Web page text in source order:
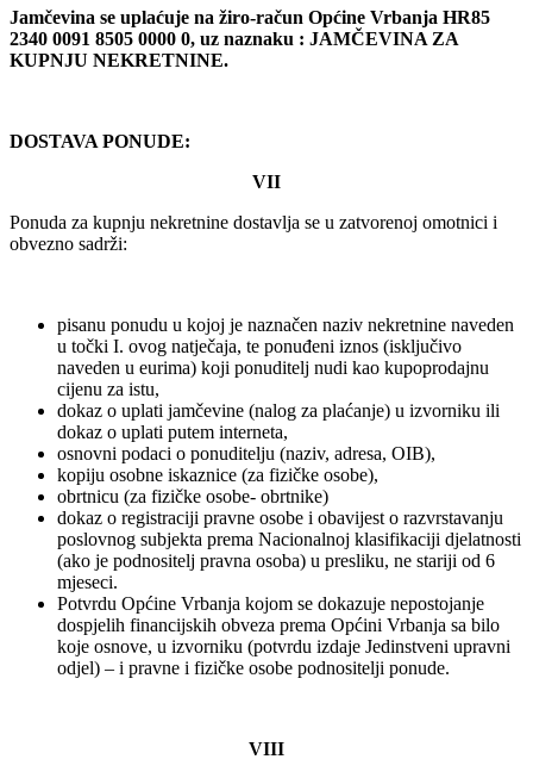
Jamčevina se uplaćuje na žiro-račun Općine Vrbanja HR85
2340 0091 8505 0000 0, uz naznaku : JAMČEVINA ZA
KUPNJU NEKRETNINE.
DOSTAVA PONUDE:
VII
Ponuda za kupnju nekretnine dostavlja se u zatvorenoj omotnici i
obvezno sadrži:
pisanu ponudu u kojoj je naznačen naziv nekretnine naveden
u točki I. ovog natječaja, te ponuđeni iznos (isključivo
naveden u eurima) koji ponuditelj nudi kao kupoprodajnu
cijenu za istu,
dokaz o uplati jamčevine (nalog za plaćanje) u izvorniku ili
dokaz o uplati putem interneta,
osnovni podaci o ponuditelju (naziv, adresa, OIB),
kopiju osobne iskaznice (za fizičke osobe),
obrtnicu (za fizičke osobe- obrtnike)
dokaz o registraciji pravne osobe i obavijest o razvrstavanju
poslovnog subjekta prema Nacionalnoj klasifikaciji djelatnosti
(ako je podnositelj pravna osoba) u presliku, ne stariji od 6
mjeseci.
Potvrdu Općine Vrbanja kojom se dokazuje nepostojanje
dospjelih financijskih obveza prema Općini Vrbanja sa bilo
koje osnove, u izvorniku (potvrdu izdaje Jedinstveni upravni
odjel) – i pravne i fizičke osobe podnositelji ponude.
VIII